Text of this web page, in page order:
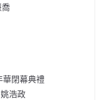
華閉幕典禮
浩政